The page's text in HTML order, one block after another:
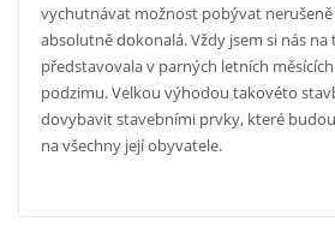
vychutnávat možnost pobývat nerušeně
absolutně dokonalá. Vždy jsem si nás
představovala v parných letních
podzimu. Velkou výhodou takovéto
dovybavit stavebními prvky, které
na všechny její obyvatele.